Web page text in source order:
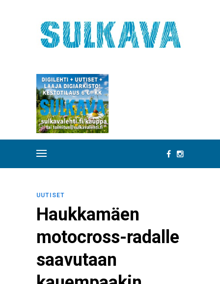
UUTISET
Haukkamäen
motocross-radalle
saavutaan